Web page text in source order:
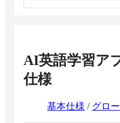
AI英語学習ア
仕様
基本仕様 / グロ